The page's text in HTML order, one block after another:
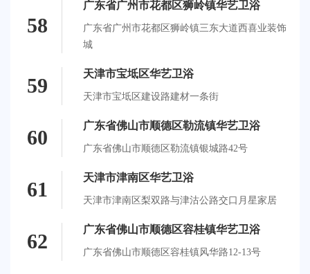
58
广东省广州市花都区狮岭镇华艺卫浴
广东省广州市花都区狮岭镇三东大道西喜业装饰
城
59
天津市宝坻区华艺卫浴
天津市宝坻区建设路建材一条街
60
广东省佛山市顺德区勒流镇华艺卫浴
广东省佛山市顺德区勒流镇银城路42号
61
天津市津南区华艺卫浴
天津市津南区梨双路与津沽公路交口月星家居
62
广东省佛山市顺德区容桂镇华艺卫浴
广东省佛山市顺德区容桂镇风华路12-13号